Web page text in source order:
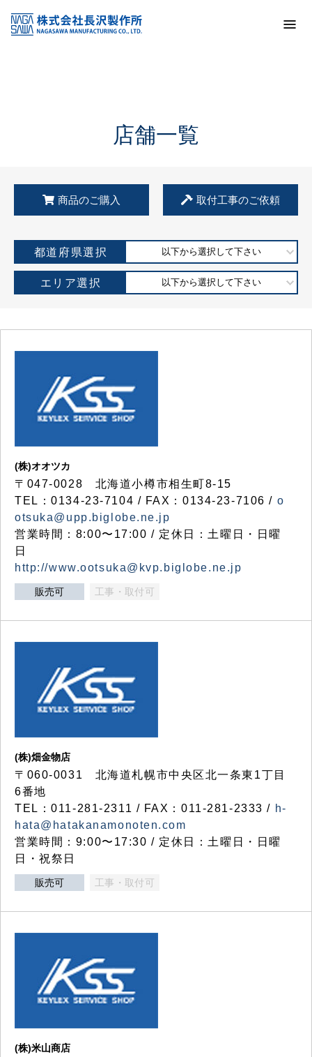
KSS加盟店・取扱店情報
店舗一覧
店舗一覧
商品のご購入 取付工事のご依頼
都道府県選択 以下から選択して下さい
エリア選択 以下から選択して下さい
(株)オオツカ
〒047-0028 北海道小樽市相生町8-15
TEL：0134-23-7104 / FAX：0134-23-7106 / o
otsuka@upp.biglobe.ne.jp
営業時間：8:00〜17:00 / 定休日：土曜日・日曜
日
http://www.ootsuka@kvp.biglobe.ne.jp
販売可 工事・取付可
(株)畑金物店
〒060-0031 北海道札幌市中央区北一条東1丁目
6番地
TEL：011-281-2311 / FAX：011-281-2333 / h-
hata@hatakanamonoten.com
営業時間：9:00〜17:30 / 定休日：土曜日・日曜
日・祝祭日
販売可 工事・取付可
(株)米山商店